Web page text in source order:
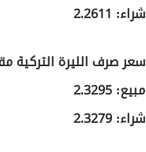
شراء: 2.2611
سعر صرف الليرة التركية
مبيع: 2.3295
شراء: 2.3279